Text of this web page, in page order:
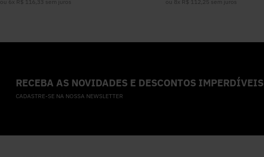
ou 6x R$ 116, 33 sem juros
ou 8x R$ 112,25 sem juros
RECEBA AS NOVIDADES E DESCONTOS IMPERDÍVEIS
CADASTRE-SE NA NOSSA NEWSLETTER